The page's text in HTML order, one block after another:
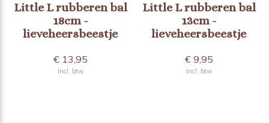
Little L rubberen bal
18cm -
lieveheersbeestje
€ 13,95
Incl. btw
Little L rubberen bal
13cm -
lieveheersbeestje
€ 9,95
Incl. btw